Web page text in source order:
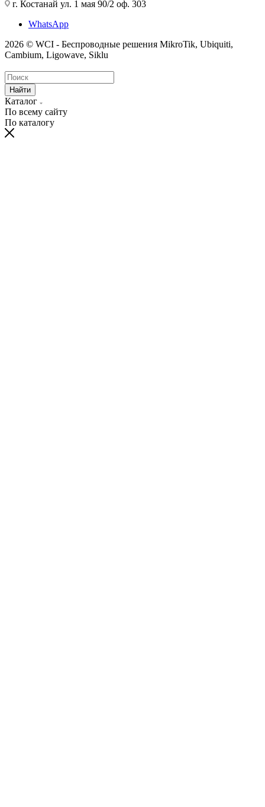
г. Костанай ул. 1 мая 90/2 оф. 303
WhatsApp
2026 © WCI - Беспроводные решения MikroTik, Ubiquiti,
Cambium, Ligowave, Siklu
Найти
Каталог
По всему сайту
По каталогу